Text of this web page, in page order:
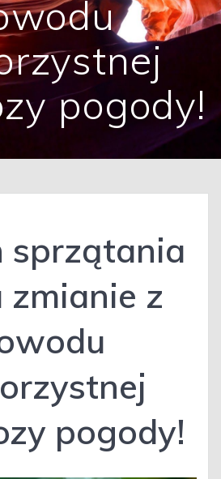
pogody!
sprzątania
zmianie z
pogody!